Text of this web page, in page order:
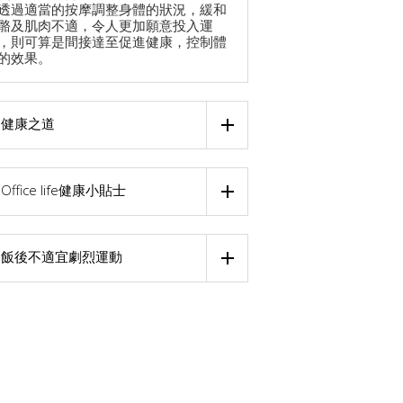
過適當的按摩調整身體的狀況，緩和
及肌肉不適，令人更加願意投入運
則可算是間接達至促進健康，控制體
效果。
健康之道
Office life健康小貼士
飯後不適宜劇烈運動